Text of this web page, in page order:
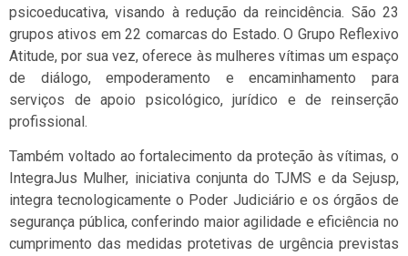
psicoeducativa, visando à redução da reincidência. São 23
grupos ativos em 22 comarcas do Estado. O Grupo Reflexivo
Atitude, por sua vez, oferece às mulheres vítimas um espaço
de diálogo, empoderamento e encaminhamento para
serviços de apoio psicológico, jurídico e de reinserção
profissional.
Também voltado ao fortalecimento da proteção às vítimas, o
IntegraJus Mulher, iniciativa conjunta do TJMS e da Sejusp,
integra tecnologicamente o Poder Judiciário e os órgãos de
segurança pública, conferindo maior agilidade e eficiência no
cumprimento das medidas protetivas de urgência previstas